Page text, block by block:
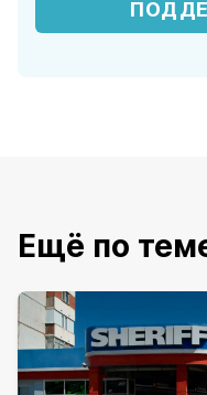
Ещё по